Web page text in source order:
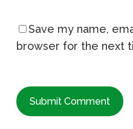
Save my name,
browser for the next